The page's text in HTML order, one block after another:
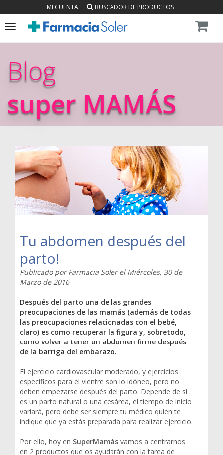
MI CUENTA BUSCADOR DE PRODUCTOS
Toggle
navigation
Blog
super MAMÁS
Tu abdomen después del
parto!
Publicado porFarmacia Solerel Miércoles, 30 de
Marzo de 2016
Después del parto una de las grandes
preocupaciones de las mamás (además de todas
las preocupaciones relacionadas con el bebé,
claro) es como recuperar la figura y, sobretodo,
como volver a tener un abdomen firme después
de la barriga del embarazo.
El ejercicio cardiovascular moderado, y ejercicios
específicos para el vientre son lo idóneo, pero no
deben empezarse después del parto. Depende de si
es un parto natural o una cesárea, el tiempo de inicio
variará, pero debe ser siempre tu médico quien te
indique que ya estás preparada para realizar ejercicio.
Por ello, hoy en SuperMamás vamos a centrarnos
en 2 productos que os ayudarán con la tarea de